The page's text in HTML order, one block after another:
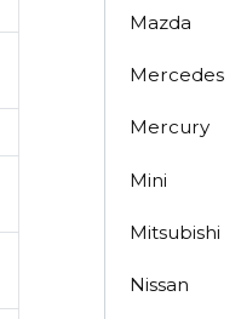
Mazda
Mercedes
Mercury
Mini
Mitsubishi
Nissan